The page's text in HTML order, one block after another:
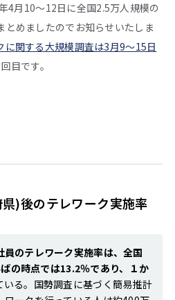
4月10～12日に全国2.5万人規模の
とめましたのでお知らせいたしま
に関する大規模調査は3月9～15日
目です。
)後のテレワーク実施率
のテレワーク実施率は、全国
の時点では13.2％であり、１か
いる。国勢調査に基づく簡易推計